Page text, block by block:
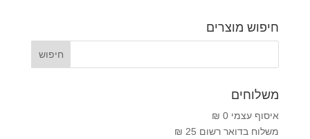
חיפוש מוצרים
משלוחים
איסוף עצמי 0 ₪
משלוח בדואר רשום 25 ₪